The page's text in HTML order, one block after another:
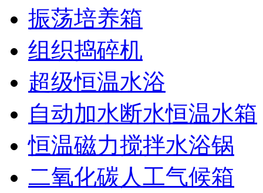
振荡培养箱
组织捣碎机
超级恒温水浴
自动加水断水恒温水箱
恒温磁力搅拌水浴锅
二氧化碳人工气候箱